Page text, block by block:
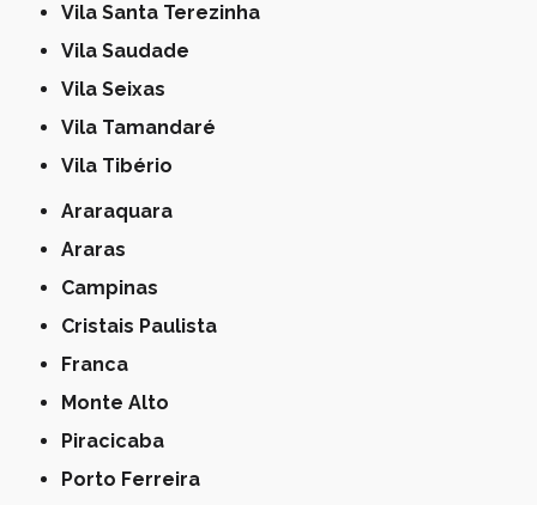
Vila Santa Terezinha
Vila Saudade
Vila Seixas
Vila Tamandaré
Vila Tibério
Araraquara
Araras
Campinas
Cristais Paulista
Franca
Monte Alto
Piracicaba
Porto Ferreira